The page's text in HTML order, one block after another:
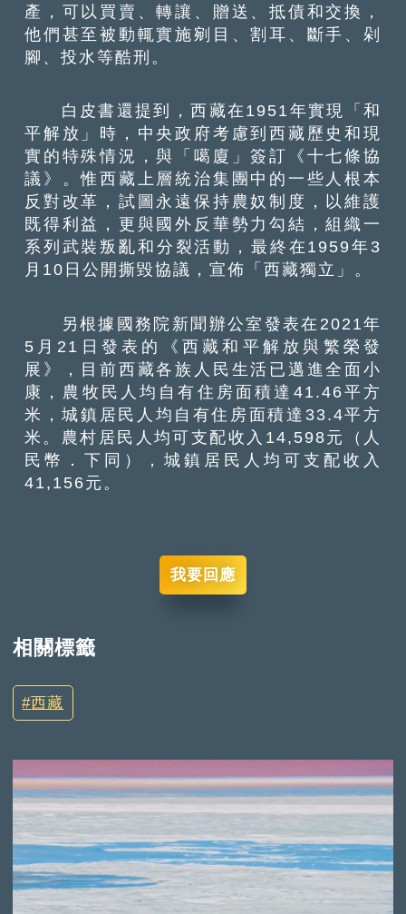
產，可以買賣、轉讓、贈送、抵債和交換，
他們甚至被動輒實施剜目、割耳、斷手、剁
腳、投水等酷刑。
白皮書還提到，西藏在1951年實現「和
平解放」時，中央政府考慮到西藏歷史和現
實的特殊情況，與「噶廈」簽訂《十七條協
議》。惟西藏上層統治集團中的一些人根本
反對改革，試圖永遠保持農奴制度，以維護
既得利益，更與國外反華勢力勾結，組織一
系列武裝叛亂和分裂活動，最終在1959年3
月10日公開撕毀協議，宣佈「西藏獨立」。
另根據國務院新聞辦公室發表在2021年
5月21日發表的《西藏和平解放與繁榮發
展》，目前西藏各族人民生活已邁進全面小
康，農牧民人均自有住房面積達41.46平方
米，城鎮居民人均自有住房面積達33.4平方
米。農村居民人均可支配收入14,598元（人
民幣．下同），城鎮居民人均可支配收入
41,156元。
我要回應
相關標籤
西藏